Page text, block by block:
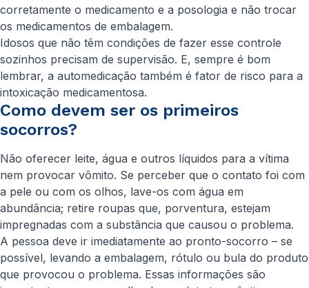
corretamente o medicamento e a posologia e não trocar
os medicamentos de embalagem.
Idosos que não têm condições de fazer esse controle
sozinhos precisam de supervisão. E, sempre é bom
lembrar, a automedicação também é fator de risco para a
intoxicação medicamentosa.
Como devem ser os primeiros
socorros?
Não oferecer leite, água e outros líquidos para a vítima
nem provocar vômito. Se perceber que o contato foi com
a pele ou com os olhos, lave-os com água em
abundância; retire roupas que, porventura, estejam
impregnadas com a substância que causou o problema.
A pessoa deve ir imediatamente ao pronto-socorro – se
possível, levando a embalagem, rótulo ou bula do produto
que provocou o problema. Essas informações são